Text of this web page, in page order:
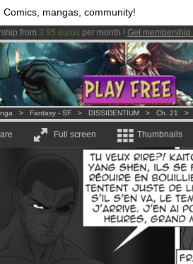
Comics, mangas, community!
is now LIVE!.
and 1208comics & mangas!.
> Fantasy - SF > DISSIDENTIUM > Ch. 21
Full screen Thumbnails